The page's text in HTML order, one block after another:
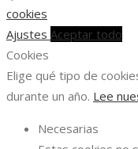
cookies
Ajustes Aceptar todo
Cookies
Elige qué tipo de
durante un año. Lee
Necesarias